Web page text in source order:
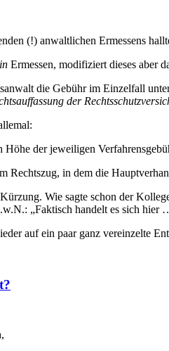
(!) anwaltlichen Ermessens
Ermessen, modifiziert dieses aber
die Gebühr im Einzelfall
der
der jeweiligen
Rechtszug, in dem die
Wie sagte schon der
„Faktisch handelt es sich hier
auf ein paar ganz vereinzelte